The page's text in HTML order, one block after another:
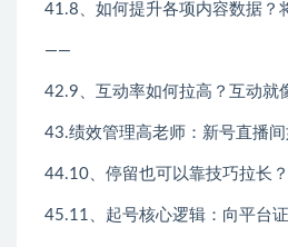
41.8、如何提升各项内容数据？
――
42.9、互动率如何拉高？互动就
43.绩效管理高老师：新号直播
44.10、停留也可以靠技巧拉长
45.11、起号核心逻辑：向平台